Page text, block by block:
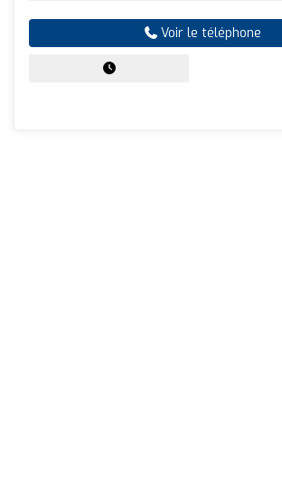
Voir le téléphone